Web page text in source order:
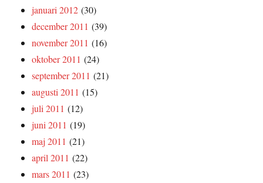
januari 2012 (30)
december 2011 (39)
november 2011 (16)
oktober 2011 (24)
september 2011 (21)
augusti 2011 (15)
juli 2011 (12)
juni 2011 (19)
maj 2011 (21)
april 2011 (22)
mars 2011 (23)